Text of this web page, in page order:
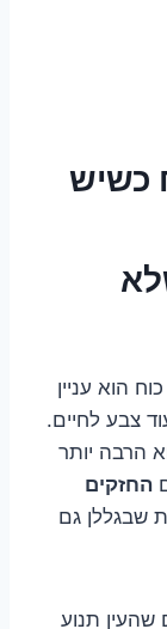
כשיש
שלא
הוא עניין
צבע לחיים.
הרבה יותר
החזקים
שבגללן גם
שהעין תנוע